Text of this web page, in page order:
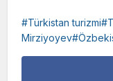
Türkistan